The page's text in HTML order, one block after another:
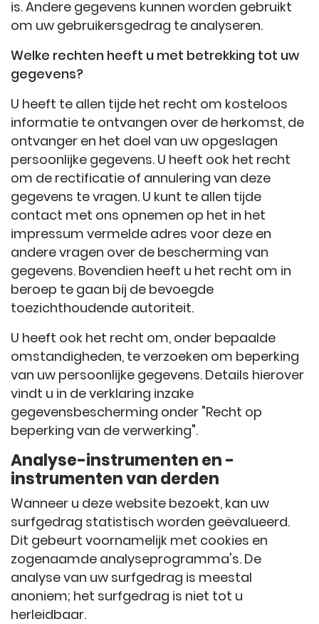
is. Andere gegevens kunnen worden gebruikt
om uw gebruikersgedrag te analyseren.
Welke rechten heeft u met betrekking tot uw
gegevens?
U heeft te allen tijde het recht om kosteloos
informatie te ontvangen over de herkomst, de
ontvanger en het doel van uw opgeslagen
persoonlijke gegevens. U heeft ook het recht
om de rectificatie of annulering van deze
gegevens te vragen. U kunt te allen tijde
contact met ons opnemen op het in het
impressum vermelde adres voor deze en
andere vragen over de bescherming van
gegevens. Bovendien heeft u het recht om in
beroep te gaan bij de bevoegde
toezichthoudende autoriteit.
U heeft ook het recht om, onder bepaalde
omstandigheden, te verzoeken om beperking
van uw persoonlijke gegevens. Details hierover
vindt u in de verklaring inzake
gegevensbescherming onder "Recht op
beperking van de verwerking".
Analyse-instrumenten en -
instrumenten van derden
Wanneer u deze website bezoekt, kan uw
surfgedrag statistisch worden geëvalueerd.
Dit gebeurt voornamelijk met cookies en
zogenaamde analyseprogramma's. De
analyse van uw surfgedrag is meestal
anoniem; het surfgedrag is niet tot u
herleidbaar.